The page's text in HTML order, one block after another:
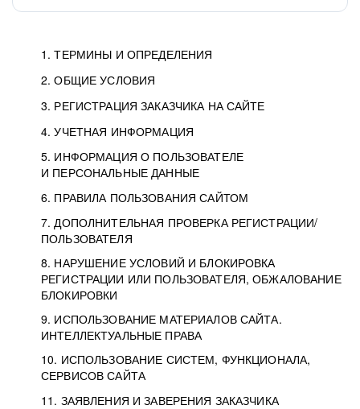
1. ТЕРМИНЫ И ОПРЕДЕЛЕНИЯ
2. ОБЩИЕ УСЛОВИЯ
3. РЕГИСТРАЦИЯ ЗАКАЗЧИКА НА САЙТЕ
4. УЧЕТНАЯ ИНФОРМАЦИЯ
5. ИНФОРМАЦИЯ О ПОЛЬЗОВАТЕЛЕ
И ПЕРСОНАЛЬНЫЕ ДАННЫЕ
6. ПРАВИЛА ПОЛЬЗОВАНИЯ САЙТОМ
7. ДОПОЛНИТЕЛЬНАЯ ПРОВЕРКА РЕГИСТРАЦИИ/
ПОЛЬЗОВАТЕЛЯ
8. НАРУШЕНИЕ УСЛОВИЙ И БЛОКИРОВКА
РЕГИСТРАЦИИ ИЛИ ПОЛЬЗОВАТЕЛЯ, ОБЖАЛОВАНИЕ
БЛОКИРОВКИ
9. ИСПОЛЬЗОВАНИЕ МАТЕРИАЛОВ САЙТА.
ИНТЕЛЛЕКТУАЛЬНЫЕ ПРАВА
10. ИСПОЛЬЗОВАНИЕ СИСТЕМ, ФУНКЦИОНАЛА,
СЕРВИСОВ САЙТА
11. ЗАЯВЛЕНИЯ И ЗАВЕРЕНИЯ ЗАКАЗЧИКА